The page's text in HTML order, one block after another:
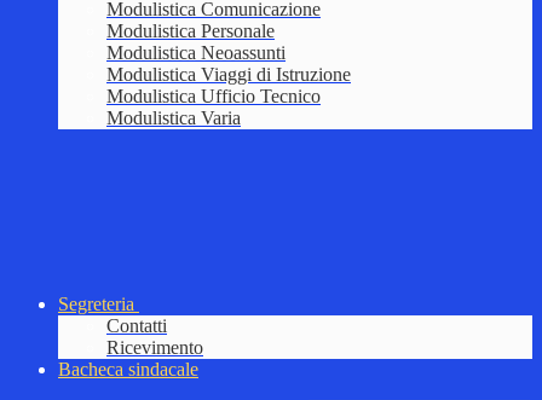
Modulistica Comunicazione
Modulistica Personale
Modulistica Neoassunti
Modulistica Viaggi di Istruzione
Modulistica Ufficio Tecnico
Modulistica Varia
Segreteria
Contatti
Ricevimento
Bacheca sindacale